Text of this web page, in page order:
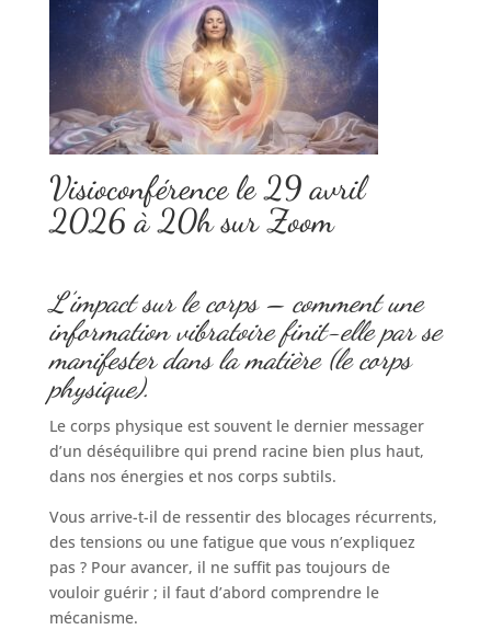
Visioconférence le 29 avril
2026 à 20h sur Zoom
L’impact sur le corps – comment une
information vibratoire finit-elle par se
manifester dans la matière (le corps
physique).
Le corps physique est souvent le dernier messager
d’un déséquilibre qui prend racine bien plus haut,
dans nos énergies et nos corps subtils.
Vous arrive-t-il de ressentir des blocages récurrents,
des tensions ou une fatigue que vous n’expliquez
pas ? Pour avancer, il ne suffit pas toujours de
vouloir guérir ; il faut d’abord comprendre le
mécanisme.